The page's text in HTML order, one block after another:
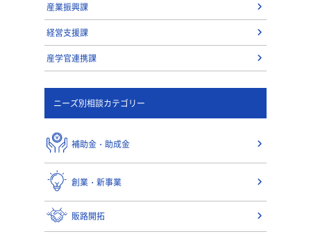
産業振興課
経営支援課
産学官連携課
ニーズ別相談カテゴリー
補助金・助成金
創業・新事業
販路開拓